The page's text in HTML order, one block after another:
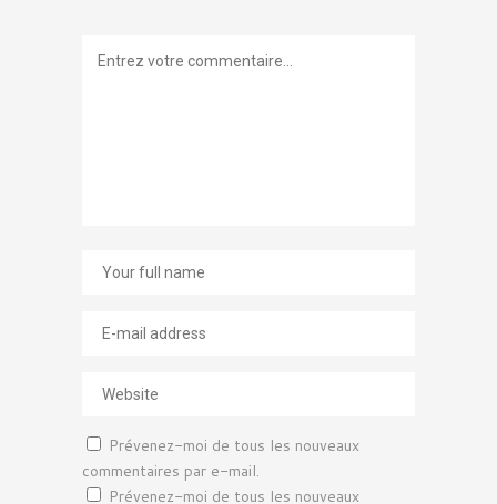
Prévenez-moi de tous les nouveaux
commentaires par e-mail.
Prévenez-moi de tous les nouveaux